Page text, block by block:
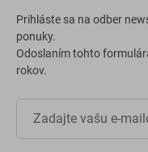
Prihláste sa na odber
ponuky.
Odoslaním tohto
rokov.